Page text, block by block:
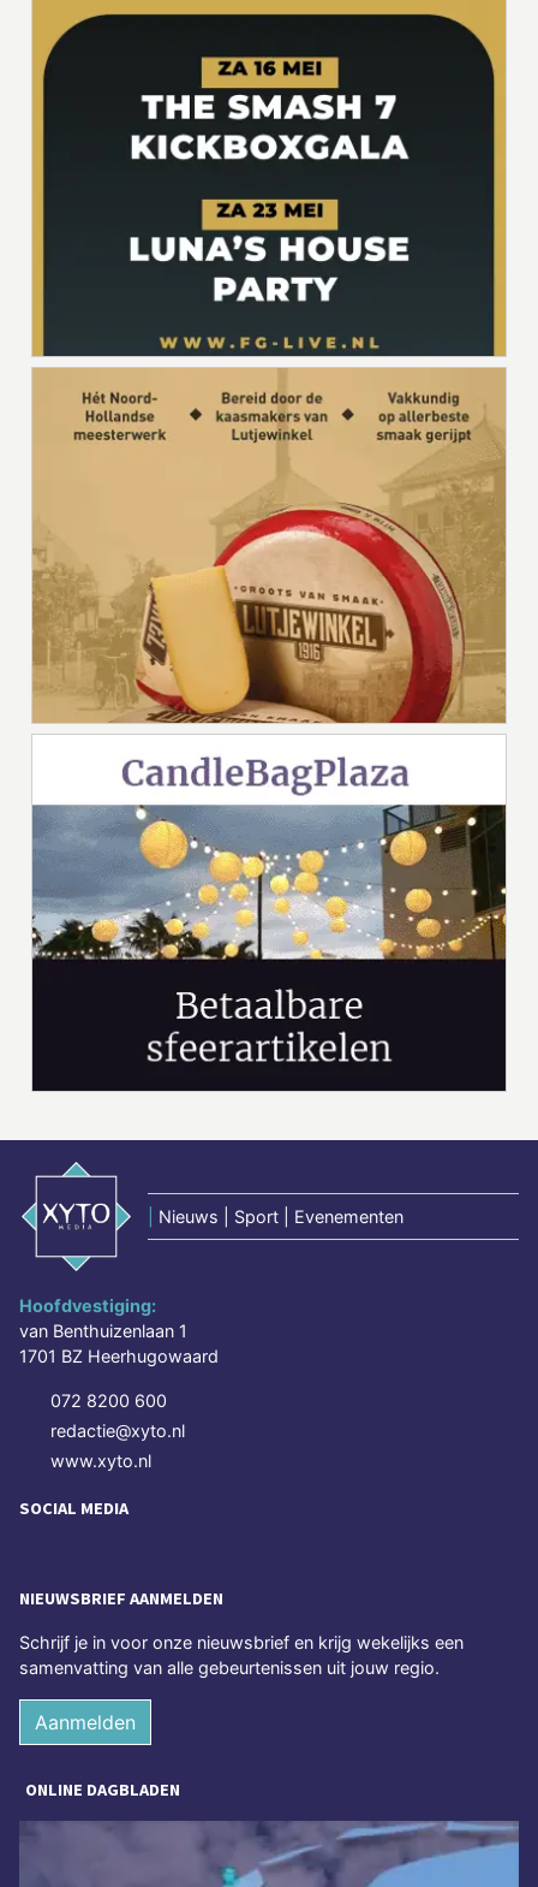
Nieuws | Sport | Evenementen
Hoofdvestiging:
van Benthuizenlaan 1
1701 BZ Heerhugowaard
072 8200 600
redactie@xyto.nl
www.xyto.nl
SOCIAL MEDIA
NIEUWSBRIEF AANMELDEN
Schrijf je in voor onze nieuwsbrief en krijg wekelijks een
samenvatting van alle gebeurtenissen uit jouw regio.
Aanmelden
ONLINE DAGBLADEN